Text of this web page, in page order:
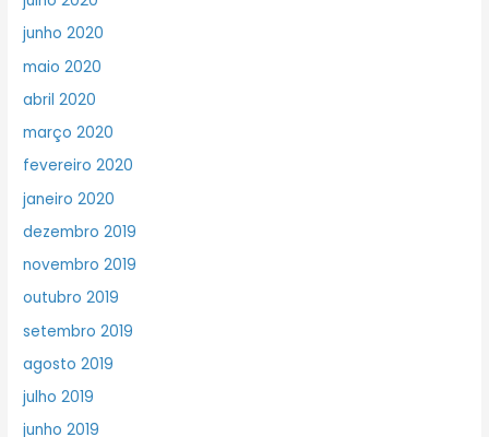
junho 2020
maio 2020
abril 2020
março 2020
fevereiro 2020
janeiro 2020
dezembro 2019
novembro 2019
outubro 2019
setembro 2019
agosto 2019
julho 2019
junho 2019